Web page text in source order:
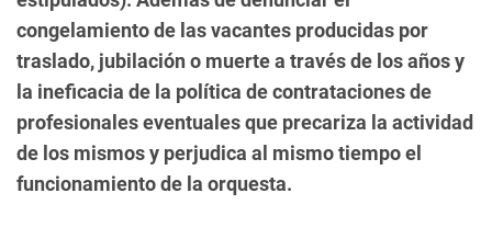
congelamiento de las vacantes producidas por
traslado, jubilación o muerte a través de los años y
la ineficacia de la política de contrataciones de
profesionales eventuales que precariza la actividad
de los mismos y perjudica al mismo tiempo el
funcionamiento de la orquesta.